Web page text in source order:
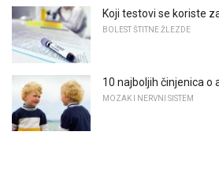
Koji testovi se koriste
BOLEST ŠTITNE ŽLEZDE
10 najboljih činjenica o
MOZAK I NERVNI SISTEM